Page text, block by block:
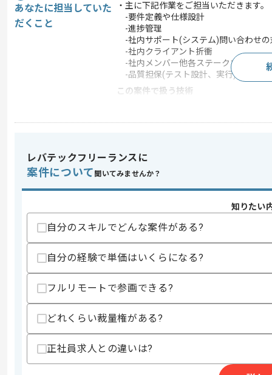
あなたに担当していた
だくこと
・主に下記作業をご担当いただきます。
-要件定義や仕様設計
-進捗管理
-社内サポート(システム)問い合わせの
-社内クライアント折衝
-社内メンバー他各ステークホルダー
-品質担保(テスト設計、実行)から、
この案件で扱う技術
業界
スキル
求めるスキル
・WEBアプリケーションサービスにお
・要件定義と仕様書作成の経験
・クライアント折衝経験
歓迎スキル
・人材系サービスの開発経験またはディ
・自社サービスのディレクション経験
・社内システム開発におけるディレクシ
・営業組織に対するBPR経験
・500〜1000人規模が利用する社内シ
レバテックフリーランスに
案件について 聞いてみませんか？
知りたい
自分のスキルでどんな案件がある?
自分の経験で単価はいくらになる?
フルリモートで参画できる?
どれくらい裁量権がある?
正社員求人との違いは?